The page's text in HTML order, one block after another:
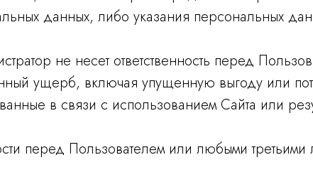
данных, либо указания персональных
не несет ответственность перед
ущерб, включая упущенную выгоду или
в связи с использованием Сайта или
перед Пользователем или любыми третьими